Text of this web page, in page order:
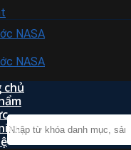
chủ